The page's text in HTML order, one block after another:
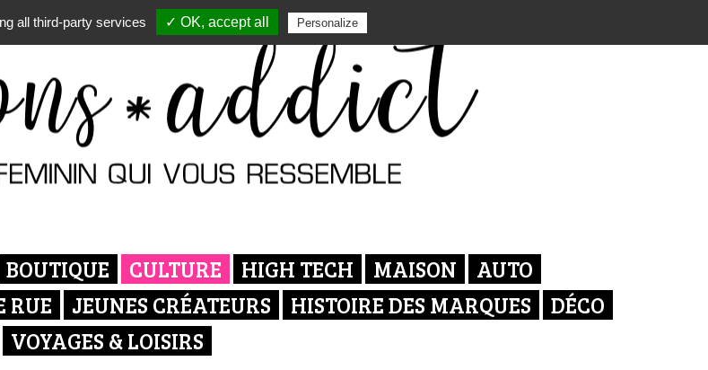
BOUTIQUE CULTURE HIGH TECH MAISON
AUTO
RUE JEUNES CRÉATEURS HISTOIRE DES MARQUES
DÉCO
VOYAGES & LOISIRS
all third-party services ✓ OK, accept all Personalize